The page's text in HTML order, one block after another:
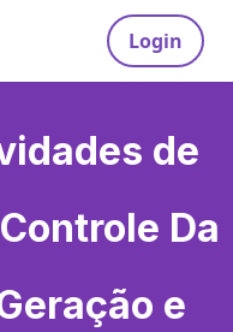
Login
de
Da
e